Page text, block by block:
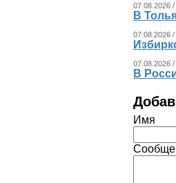
07.08.2026 /
В
07.08.2026
07.08.2026
В
Имя